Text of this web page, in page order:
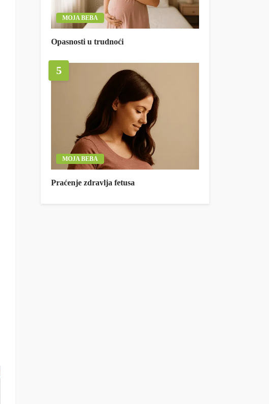
MOJA BEBA
Opasnosti u trudnoći
5
MOJA BEBA
Praćenje zdravlja fetusa